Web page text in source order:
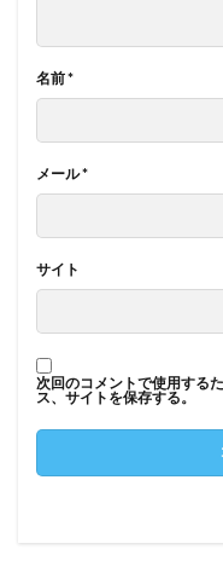
名前*
メール*
サイト
次回のコメントで使用する
ス、サイトを保存する。